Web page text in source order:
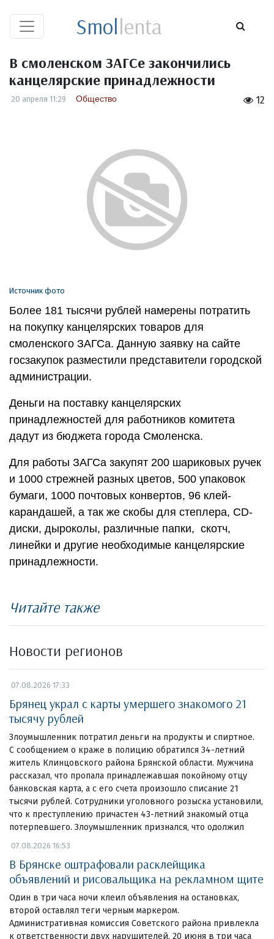
Smollenta
В смоленском ЗАГСе закончились
канцелярские принадлежности
12
20 апреля 11:29 Общество
Источник фото
Более 181 тысячи рублей намерены потратить
на покупку канцелярских товаров для
смоленского ЗАГСа. Данную заявку на сайте
госзакупок разместили представители городской
администрации.
Деньги на поставку канцелярских
принадлежностей для работников комитета
дадут из бюджета города Смоленска.
Для работы ЗАГСа закупят 200 шариковых ручек
и 1000 стрежней разных цветов, 500 упаковок
бумаги, 1000 почтовых конвертов, 96 клей-
карандашей, а так же скобы для степлера, CD-
диски, дыроколы, различные папки, скотч,
линейки и другие необходимые канцелярские
принадлежности.
Читайте также
Новости регионов
07.08.2026 17:33
Брянец украл с карты умершего знакомого 21
тысячу рублей
Злоумышленник потратил деньги на продукты и спиртное.
С сообщением о краже в полицию обратился 34-летний
житель Клинцовского района Брянской области. Мужчина
рассказал, что пропала принадлежавшая покойному отцу
банковская карта, а с его счета произошло списание 21
тысячи рублей. Сотрудники уголовного розыска установили,
что к преступлению причастен 43-летний знакомый отца
потерпевшего. Злоумышленник признался, что одолжил
07.08.2026 16:53
В Брянске оштрафовали расклейщика
объявлений и рисовальщика на рекламном щите
Один в три часа ночи клеил объявления на остановках,
второй оставлял теги черным маркером.
Административная комиссия Советского района привлекла
к ответственности двух нарушителей. 20 июня в три часа